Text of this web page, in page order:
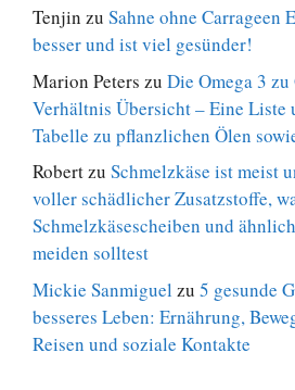
Tenjin zu Sahne ohne Carrageen
besser und ist viel gesünder!
Marion Peters zu Die Omega 3 zu
Verhältnis Übersicht – Eine Liste
Tabelle zu pflanzlichen Ölen
Robertzu Schmelzkäse ist meist
voller schädlicher Zusatzstoffe,
Schmelzkäsescheiben und
meiden solltest
Mickie Sanmiguel zu 5 gesunde
besseres Leben: Ernährung,
Reisen und soziale Kontakte